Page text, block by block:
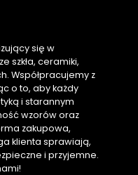
się w
szkła, ceramiki,
Współpracujemy z
o to, aby każdy
i starannym
wzorów oraz
zakupowa,
klienta sprawiają,
i przyjemne.